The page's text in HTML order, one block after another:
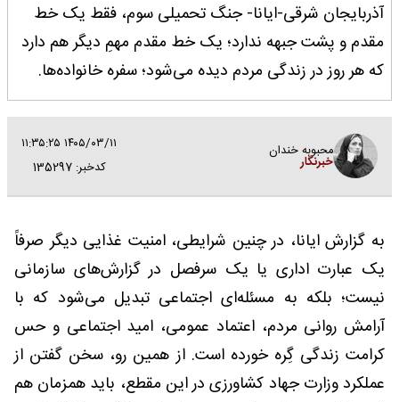
آذربایجان شرقی-ایانا- جنگ تحمیلی سوم، فقط یک خط
مقدم و پشت جبهه ندارد؛ یک خط مقدم مهمِ دیگر هم دارد
که هر روز در زندگی مردم دیده می‌شود؛ سفره خانواده‌ها.
محبوبه خندان
خبرنگار
۱۴۰۵/۰۳/۱۱ ۱۱:۳۵:۲۵
کدخبر: 135297
به گزارش ایانا، در چنین شرایطی، امنیت غذایی دیگر صرفاً
یک عبارت اداری یا یک سرفصل در گزارش‌های سازمانی
نیست؛ بلکه به مسئله‌ای اجتماعی تبدیل می‌شود که با
آرامش روانی مردم، اعتماد عمومی، امید اجتماعی و حس
کرامت زندگی گِره خورده است. از همین رو، سخن گفتن از
عملکرد وزارت جهاد کشاورزی در این مقطع، باید همزمان هم